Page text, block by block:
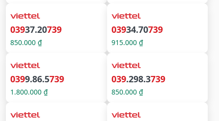
03937.20739
850.000 ₫
03934.70739
915.000 ₫
0399.86.5739
1.800.000 ₫
039.298.3739
850.000 ₫